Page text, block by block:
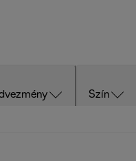
Szín